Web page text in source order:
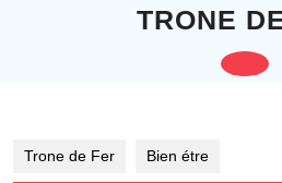
TRONE
Trone de Fer Bien étre